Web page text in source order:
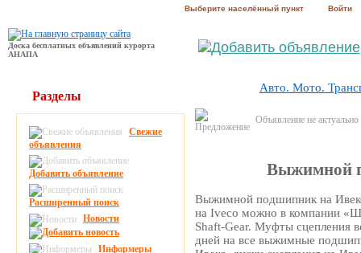
Выберите населённый пункт Войти
Доска бесплатных объявлений курорта
АНАПА
Авто. Мото.
Объявление не
Выжимной
Выжимной подшипник на
на Iveco можно в компании
Shaft-Gear. Муфты сцепления
дней на все выжимные
Разделы
Свежие
объявления
Добавить объявление
Расширенный поиск
Новости
Информеры